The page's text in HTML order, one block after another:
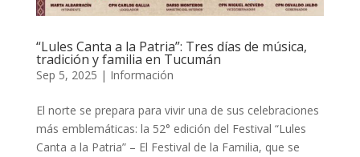
“Lules Canta a la Patria”: Tres días de música,
tradición y familia en Tucumán
Sep 5, 2025 | Información
El norte se prepara para vivir una de sus celebraciones
más emblemáticas: la 52° edición del Festival “Lules
Canta a la Patria” – El Festival de la Familia, que se